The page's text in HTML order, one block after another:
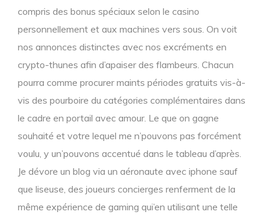
compris des bonus spéciaux selon le casino
personnellement et aux machines vers sous. On voit
nos annonces distinctes avec nos excréments en
crypto-thunes afin d’apaiser des flambeurs. Chacun
pourra comme procurer maints périodes gratuits vis-à-
vis des pourboire du catégories complémentaires dans
le cadre en portail avec amour. Le que on gagne
souhaité et votre lequel me n’pouvons pas forcément
voulu, y un’pouvons accentué dans le tableau d’après.
Je dévore un blog via un aéronaute avec iphone sauf
que liseuse, des joueurs concierges renferment de la
même expérience de gaming qui’en utilisant une telle